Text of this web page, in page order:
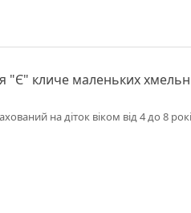
"Є" кличе маленьких
на діток віком від 4 до 8